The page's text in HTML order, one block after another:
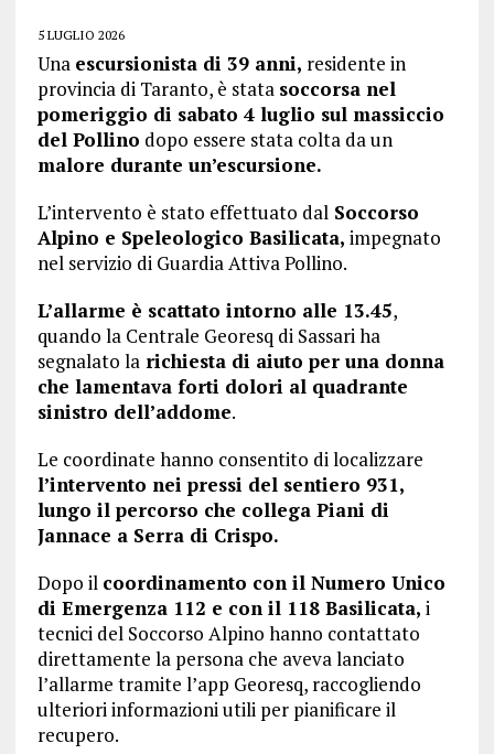
5 LUGLIO 2026
Una escursionista di 39 anni, residente in
provincia di Taranto, è stata soccorsa nel
pomeriggio di sabato 4 luglio sul massiccio
del Pollino dopo essere stata colta da un
malore durante un’escursione.
L’intervento è stato effettuato dalSoccorso
Alpino e Speleologico Basilicata, impegnato
nel servizio di Guardia Attiva Pollino.
L’allarme è scattato intorno alle 13.45,
quando la Centrale Georesq di Sassari ha
segnalato larichiesta di aiuto per una donna
che lamentava forti dolori al quadrante
sinistro dell’addome.
Le coordinate hanno consentito di localizzare
l’intervento nei pressi del sentiero 931,
lungo il percorso che collega Piani di
Jannace a Serra di Crispo.
Dopo il coordinamento con il Numero Unico
di Emergenza 112 e con il 118 Basilicata, i
tecnici del Soccorso Alpino hanno contattato
direttamente la persona che aveva lanciato
l’allarme tramite l’app Georesq, raccogliendo
ulteriori informazioni utili per pianificare il
recupero.